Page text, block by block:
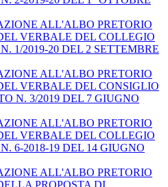
ALL'ALBO PRETORIO
VERBALE DEL COLLEGIO
1/2019-20 DEL 2 SETTEMBRE
ALL'ALBO PRETORIO
VERBALE DEL CONSIGLIO
N. 3/2019 DEL 7 GIUGNO
ALL'ALBO PRETORIO
VERBALE DEL COLLEGIO
6-2018-19 DEL 14 GIUGNO
ALL'ALBO PRETORIO